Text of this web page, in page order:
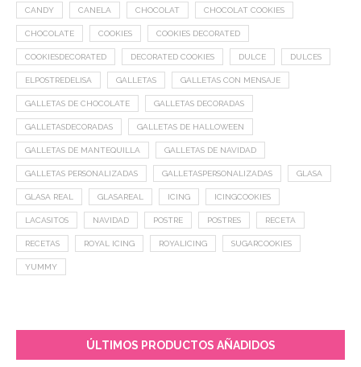
CANDY CANELA CHOCOLAT CHOCOLAT COOKIES
CHOCOLATE COOKIES COOKIES DECORATED
COOKIESDECORATED DECORATED COOKIES DULCE DULCES
ELPOSTREDELISA GALLETAS GALLETAS CON MENSAJE
GALLETAS DE CHOCOLATE GALLETAS DECORADAS
GALLETASDECORADAS GALLETAS DE HALLOWEEN
GALLETAS DE MANTEQUILLA GALLETAS DE NAVIDAD
GALLETAS PERSONALIZADAS GALLETASPERSONALIZADAS GLASA
GLASA REAL GLASAREAL ICING ICINGCOOKIES
LACASITOS NAVIDAD POSTRE POSTRES RECETA
RECETAS ROYAL ICING ROYALICING SUGARCOOKIES
YUMMY
ÚLTIMOS PRODUCTOS AÑADIDOS